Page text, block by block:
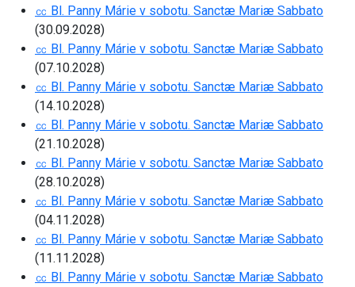
㏄ Bl. Panny Márie v sobotu. Sanctæ Mariæ Sabbato
(30.09.2028)
㏄ Bl. Panny Márie v sobotu. Sanctæ Mariæ Sabbato
(07.10.2028)
㏄ Bl. Panny Márie v sobotu. Sanctæ Mariæ Sabbato
(14.10.2028)
㏄ Bl. Panny Márie v sobotu. Sanctæ Mariæ Sabbato
(21.10.2028)
㏄ Bl. Panny Márie v sobotu. Sanctæ Mariæ Sabbato
(28.10.2028)
㏄ Bl. Panny Márie v sobotu. Sanctæ Mariæ Sabbato
(04.11.2028)
㏄ Bl. Panny Márie v sobotu. Sanctæ Mariæ Sabbato
(11.11.2028)
㏄ Bl. Panny Márie v sobotu. Sanctæ Mariæ Sabbato